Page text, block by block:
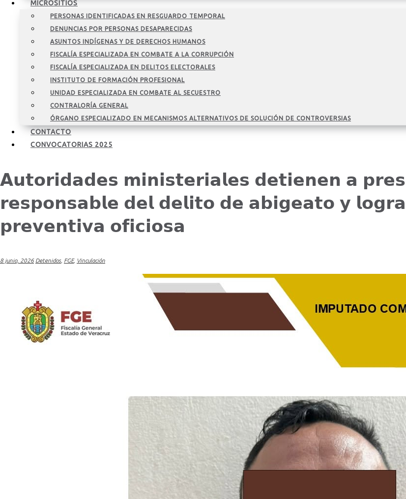
MICROSITIOS
PERSONAS IDENTIFICADAS EN RESGUARDO TEMPORAL
DENUNCIAS POR PERSONAS DESAPARECIDAS
ASUNTOS INDÍGENAS Y DE DERECHOS HUMANOS
FISCALÍA ESPECIALIZADA EN COMBATE A LA CORRUPCIÓN
FISCALÍA ESPECIALIZADA EN DELITOS ELECTORALES
INSTITUTO DE FORMACIÓN PROFESIONAL
UNIDAD ESPECIALIZADA EN COMBATE AL SECUESTRO
CONTRALORÍA GENERAL
ÓRGANO ESPECIALIZADO EN MECANISMOS ALTERNATIVOS DE SOLUCIÓN DE CONTROVERSIAS
CONTACTO
CONVOCATORIAS 2025
𝗔𝘂𝘁𝗼𝗿𝗶𝗱𝗮𝗱𝗲𝘀 𝗺𝗶𝗻𝗶𝘀𝘁𝗲𝗿𝗶𝗮𝗹𝗲𝘀 𝗱𝗲𝘁𝗶𝗲𝗻𝗲𝗻 𝗮
𝗿𝗲𝘀𝗽𝗼𝗻𝘀𝗮𝗯𝗹𝗲 𝗱𝗲𝗹 𝗱𝗲𝗹𝗶𝘁𝗼 𝗱𝗲 𝗮𝗯𝗶𝗴𝗲𝗮𝘁𝗼 𝘆 𝗹𝗼𝗴𝗿𝗮
𝗽𝗿𝗲𝘃𝗲𝗻𝘁𝗶𝘃𝗮 𝗼𝗳𝗶𝗰𝗶𝗼𝘀𝗮
8 junio, 2026 Detenidos, FGE, Vinculación